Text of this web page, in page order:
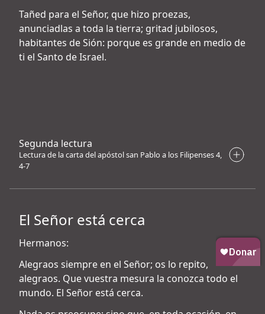
Tañed para el Señor, que hizo proezas,
anunciadlas a toda la tierra; gritad jubilosos,
habitantes de Sión: porque es grande en medio de
ti el Santo de Israel.
Segunda lectura
Lectura de la carta del apóstol san Pablo a los Filipenses 4,
4-7
El Señor está cerca
Hermanos:
Alegraos siempre en el Señor; os lo repito,
alegraos. Que vuestra mesura la conozca todo el
mundo. El Señor está cerca.